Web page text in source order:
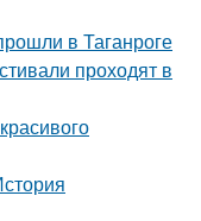
в Таганроге
проходят в